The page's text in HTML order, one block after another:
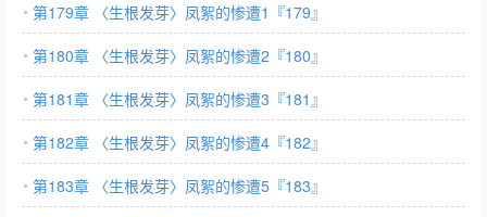
第179章 〈生根发芽〉凤絮的惨遭1『179』
第180章 〈生根发芽〉凤絮的惨遭2『180』
第181章 〈生根发芽〉凤絮的惨遭3『181』
第182章 〈生根发芽〉凤絮的惨遭4『182』
第183章 〈生根发芽〉凤絮的惨遭5『183』